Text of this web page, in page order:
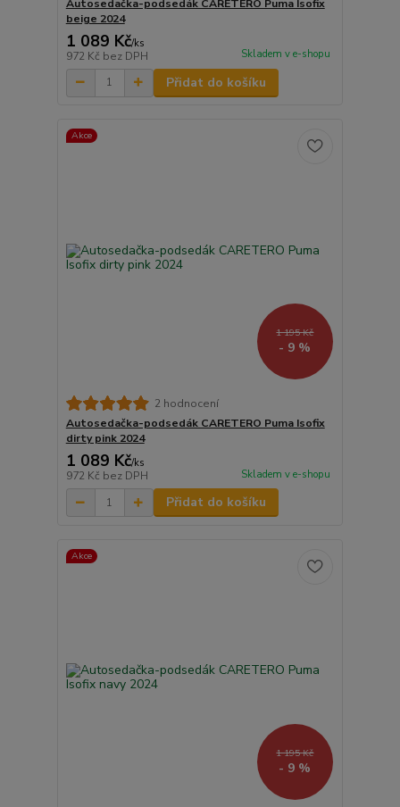
Autosedačka-podsedák CARETERO Puma Isofix
beige 2024
1 089 Kč/ks
972 Kč bez DPH Skladem v e-shopu
Přidat do košíku
Akce
1 195 Kč
- 9 %
2 hodnocení
Autosedačka-podsedák CARETERO Puma Isofix
dirty pink 2024
1 089 Kč/ks
972 Kč bez DPH Skladem v e-shopu
Přidat do košíku
Akce
1 195 Kč
- 9 %